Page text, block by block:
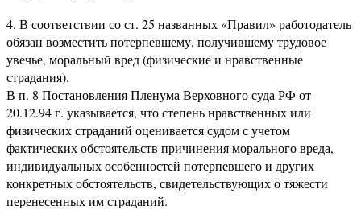
4. В соответствии со ст. 25 названных «Правил» работодатель
обязан возместить потерпевшему, получившему трудовое
увечье, моральный вред (физические и нравственные
страдания).
В п. 8 Постановления Пленума Верховного суда РФ от
20.12.94 г. указывается, что степень нравственных или
физических страданий оценивается судом с учетом
фактических обстоятельств причинения морального вреда,
индивидуальных особенностей потерпевшего и других
конкретных обстоятельств, свидетельствующих о тяжести
перенесенных им страданий.